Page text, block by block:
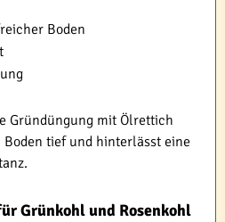
Boden
Gründüngung mit Ölrettich
tief und hinterlässt eine
Grünkohl und Rosenkohl